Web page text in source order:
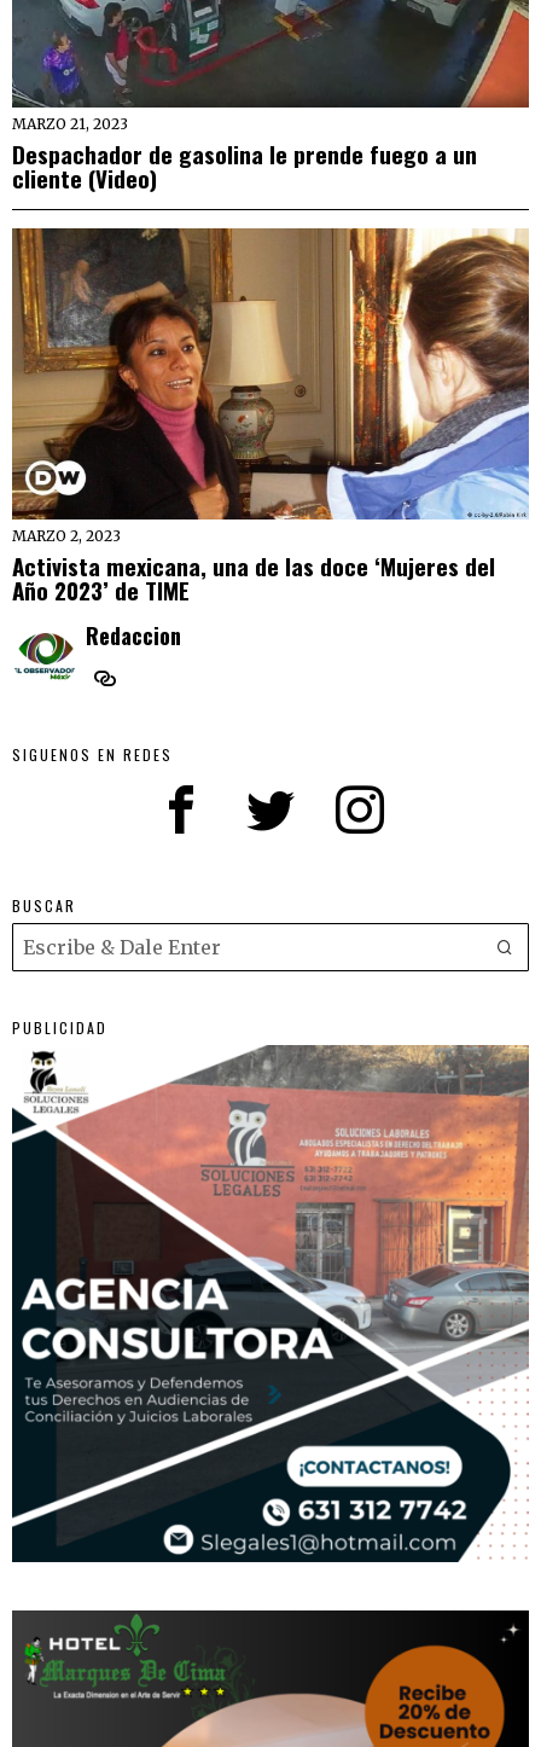
MARZO 21, 2023
Despachador de gasolina le prende fuego a un
cliente (Video)
MARZO 2, 2023
Activista mexicana, una de las doce ‘Mujeres del
Año 2023’ de TIME
Redaccion
SIGUENOS EN REDES
BUSCAR
PUBLICIDAD